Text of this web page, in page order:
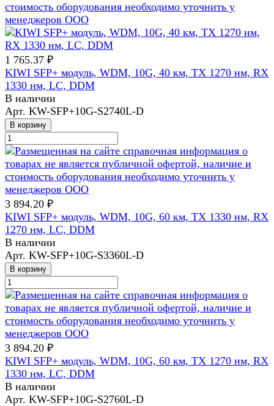
1 765.37 ₽
KIWI SFP+ модуль, WDM, 10G, 40 км, TX 1270 нм, RX
1330 нм, LC, DDM
В наличии
Арт. KW-SFP+10G-S2740L-D
В корзину
3 894.20 ₽
KIWI SFP+ модуль, WDM, 10G, 60 км, TX 1330 нм, RX
1270 нм, LC, DDM
В наличии
Арт. KW-SFP+10G-S3360L-D
В корзину
3 894.20 ₽
KIWI SFP+ модуль, WDM, 10G, 60 км, TX 1270 нм, RX
1330 нм, LC, DDM
В наличии
Арт. KW-SFP+10G-S2760L-D